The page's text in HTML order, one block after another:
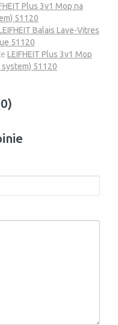
Plus 3v1 Mop na
51120
Balais Lave-Vitres
51120
LEIFHEIT Plus 3v1 Mop
51120